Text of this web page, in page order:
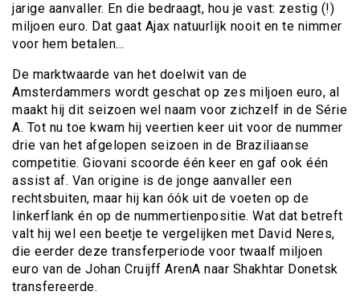
jarige aanvaller. En die bedraagt, hou je vast: zestig (!)
miljoen euro. Dat gaat Ajax natuurlijk nooit en te nimmer
voor hem betalen…
De marktwaarde van het doelwit van de
Amsterdammers wordt geschat op zes miljoen euro, al
maakt hij dit seizoen wel naam voor zichzelf in de Série
A. Tot nu toe kwam hij veertien keer uit voor de nummer
drie van het afgelopen seizoen in de Braziliaanse
competitie. Giovani scoorde één keer en gaf ook één
assist af. Van origine is de jonge aanvaller een
rechtsbuiten, maar hij kan óók uit de voeten op de
linkerflank én op de nummertienpositie. Wat dat betreft
valt hij wel een beetje te vergelijken met David Neres,
die eerder deze transferperiode voor twaalf miljoen
euro van de Johan Cruijff ArenA naar Shakhtar Donetsk
transfereerde.